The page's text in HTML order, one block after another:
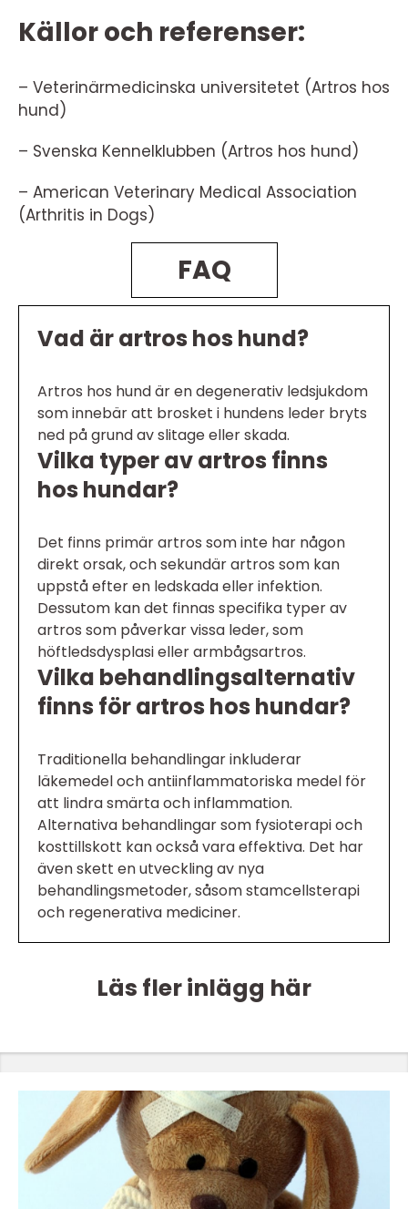
Källor och referenser:
– Veterinärmedicinska universitetet (Artros hos
hund)
– Svenska Kennelklubben (Artros hos hund)
– American Veterinary Medical Association
(Arthritis in Dogs)
FAQ
Vad är artros hos hund?
Artros hos hund är en degenerativ ledsjukdom
som innebär att brosket i hundens leder bryts
ned på grund av slitage eller skada.
Vilka typer av artros finns
hos hundar?
Det finns primär artros som inte har någon
direkt orsak, och sekundär artros som kan
uppstå efter en ledskada eller infektion.
Dessutom kan det finnas specifika typer av
artros som påverkar vissa leder, som
höftledsdysplasi eller armbågsartros.
Vilka behandlingsalternativ
finns för artros hos hundar?
Traditionella behandlingar inkluderar
läkemedel och antiinflammatoriska medel för
att lindra smärta och inflammation.
Alternativa behandlingar som fysioterapi och
kosttillskott kan också vara effektiva. Det har
även skett en utveckling av nya
behandlingsmetoder, såsom stamcellsterapi
och regenerativa mediciner.
Läs fler inlägg här